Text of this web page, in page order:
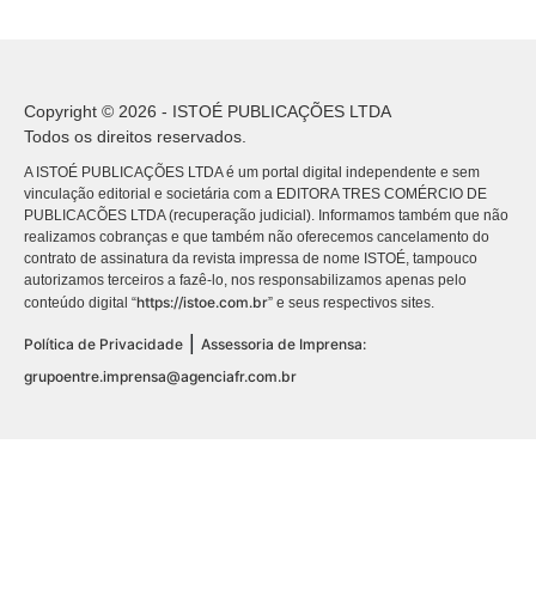
Copyright © 2026 - ISTOÉ PUBLICAÇÕES LTDA
Todos os direitos reservados.
A ISTOÉ PUBLICAÇÕES LTDA é um portal digital independente e sem
vinculação editorial e societária com a EDITORA TRES COMÉRCIO DE
PUBLICACÕES LTDA (recuperação judicial). Informamos também que não
realizamos cobranças e que também não oferecemos cancelamento do
contrato de assinatura da revista impressa de nome ISTOÉ, tampouco
autorizamos terceiros a fazê-lo, nos responsabilizamos apenas pelo
conteúdo digital “https://istoe.com.br” e seus respectivos sites.
Política de Privacidade
Assessoria de Imprensa:
grupoentre.imprensa@agenciafr.com.br